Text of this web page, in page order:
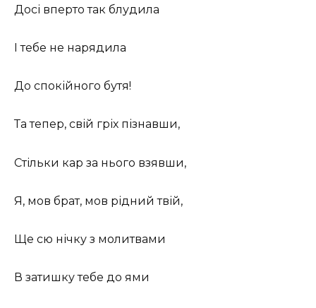
Досі вперто так блудила
І тебе не нарядила
До спокійного бутя!
Та тепер, свій гріх пізнавши,
Стільки кар за нього взявши,
Я, мов брат, мов рідний твій,
Ще сю нічку з молитвами
В затишку тебе до ями